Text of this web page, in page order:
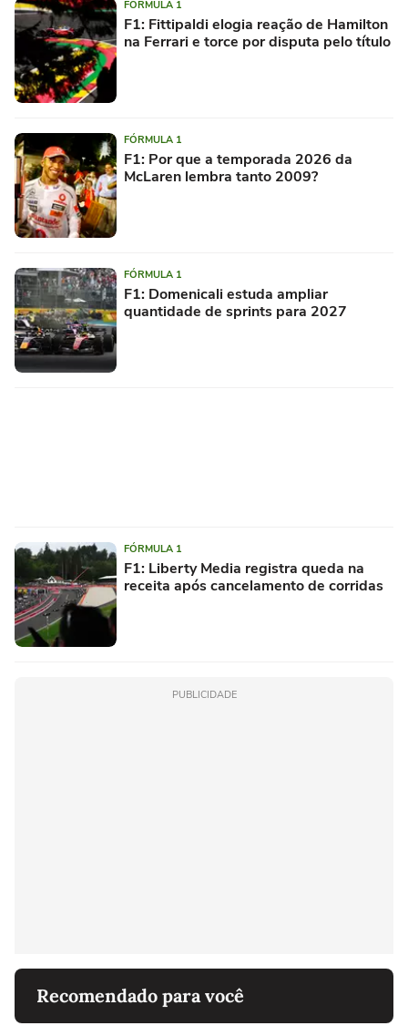
FÓRMULA 1
F1: Fittipaldi elogia reação de Hamilton
na Ferrari e torce por disputa pelo título
FÓRMULA 1
F1: Por que a temporada 2026 da
McLaren lembra tanto 2009?
FÓRMULA 1
F1: Domenicali estuda ampliar
quantidade de sprints para 2027
FÓRMULA 1
F1: Liberty Media registra queda na
receita após cancelamento de corridas
PUBLICIDADE
Recomendado para você